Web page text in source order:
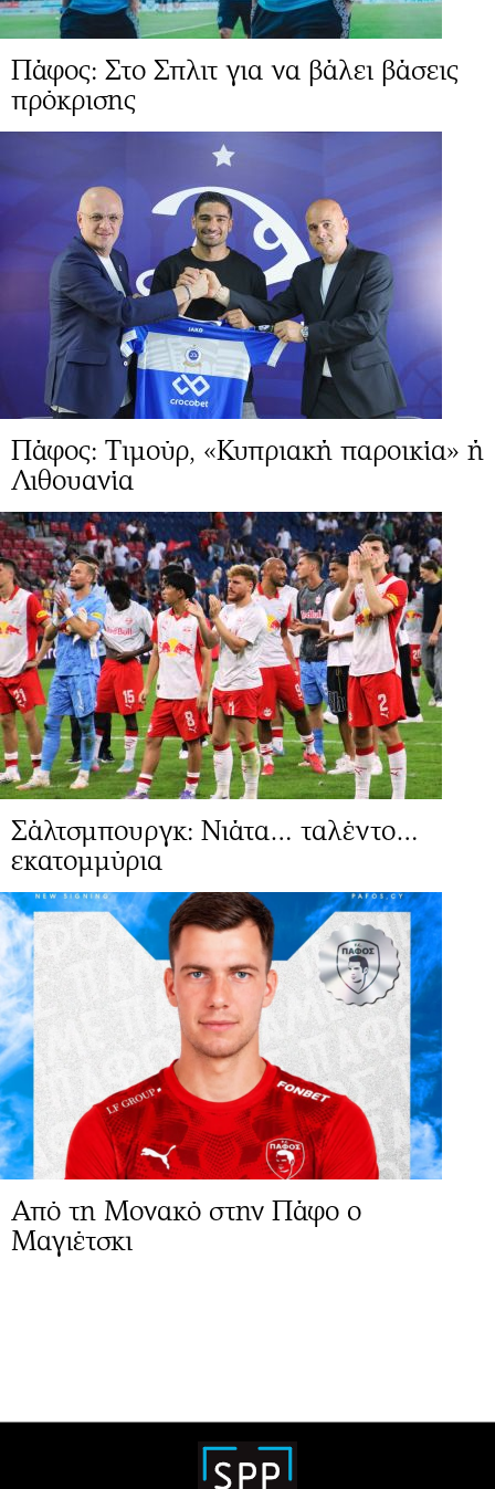
Πάφος: Στο Σπλιτ για να βάλει βάσεις
πρόκρισης
Πάφος: Τιμούρ, «Κυπριακή παροικία» ή
Λιθουανία
Σάλτσμπουργκ: Νιάτα… ταλέντο…
εκατομμύρια
Από τη Μονακό στην Πάφο ο
Μαγιέτσκι